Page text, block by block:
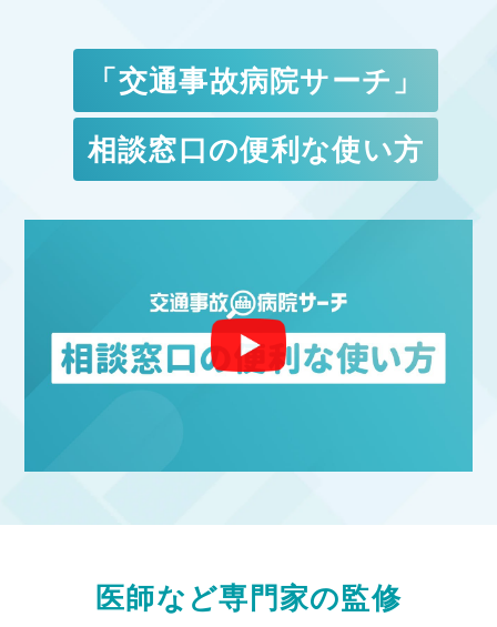
「交通事故病院サーチ」
相談窓口の便利な使い方
医師など専門家の監修